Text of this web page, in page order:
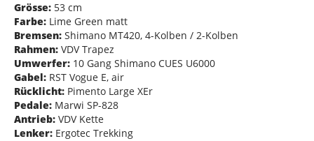
Grösse: 53 cm
Farbe: Lime Green matt
Bremsen: Shimano MT420, 4-Kolben / 2-Kolben
Rahmen: VDV Trapez
Umwerfer: 10 Gang Shimano CUES U6000
Gabel: RST Vogue E, air
Rücklicht: Pimento Large XEr
Pedale: Marwi SP-828
Antrieb: VDV Kette
Lenker: Ergotec Trekking